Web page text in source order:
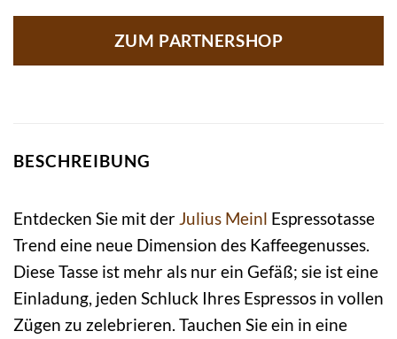
ZUM PARTNERSHOP
BESCHREIBUNG
Entdecken Sie mit der Julius Meinl Espressotasse
Trend eine neue Dimension des Kaffeegenusses.
Diese Tasse ist mehr als nur ein Gefäß; sie ist eine
Einladung, jeden Schluck Ihres Espressos in vollen
Zügen zu zelebrieren. Tauchen Sie ein in eine